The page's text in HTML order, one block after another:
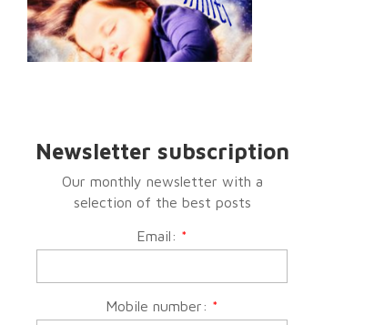
Newsletter subscription
Our monthly newsletter with a
selection of the best posts
Email: *
Mobile number: *